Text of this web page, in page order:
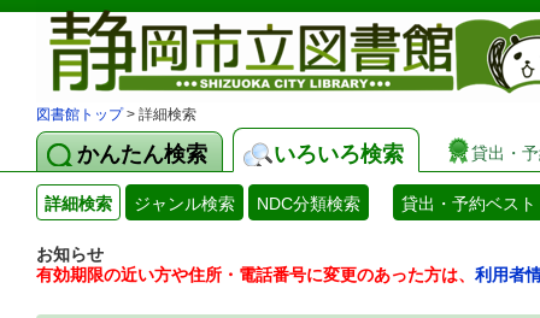
図書館トップ> 詳細検索
かんたん検索 いろいろ検索 貸出・
詳細検索 ジャンル検索 NDC分類検索 貸出・予約ベスト
お知らせ
有効期限の近い方や住所・電話番号に変更のあった方は、 利用者